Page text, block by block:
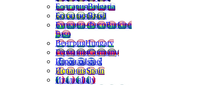
БолгарияBulgaria
БразилияBrasil
Буркина-ФасоBurkina
Faso
ВенгрияHungary
ГерманияGermany
ИзраильIsrael
ИспанияSpain
ИталияItaly